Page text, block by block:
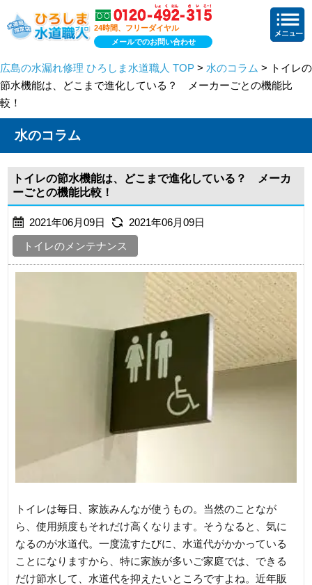
24時間、フリーダイヤル
メールでのお問い合わせ
広島の水漏れ修理 ひろしま水道職人 TOP > 水のコラム > トイレの
節水機能は、どこまで進化している？ メーカーごとの機能比
較！
水のコラム
トイレの節水機能は、どこまで進化している？ メーカ
ーごとの機能比較！
2021年06月09日
2021年06月09日
トイレのメンテナンス
トイレは毎日、家族みんなが使うもの。当然のことなが
ら、使用頻度もそれだけ高くなります。そうなると、気に
なるのが水道代。一度流すたびに、水道代がかかっている
ことになりますから、特に家族が多いご家庭では、できる
だけ節水して、水道代を抑えたいところですよね。近年販